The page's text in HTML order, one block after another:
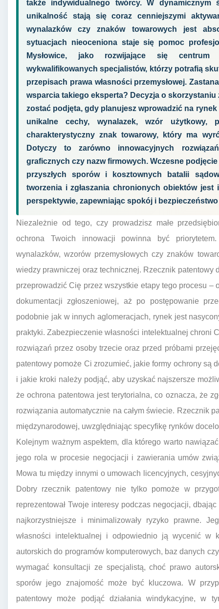
także indywidualnego twórcy. W
unikalność stają się coraz cenniejszymi
wynalazków czy znaków towarowych jest
sytuacjach nieoceniona staje się pomoc
Mysłowice, jako rozwijające się
wykwalifikowanych specjalistów, którzy potrafią
przepisach prawa własności przemysłowej.
wsparcia takiego eksperta? Decyzja o
zostać podjęta, gdy planujesz wprowadzić na
unikalne cechy, wynalazek, wzór użytkowy,
charakterystyczny znak towarowy, który ma
Dotyczy to zarówno innowacyjnych
graficznych czy nazw firmowych. Wczesne
przyszłych sporów i kosztownych batalii
tworzenia i zgłaszania chronionych obiektów jest
perspektywie, zapewniając spokój i
Niezależnie od tego, czy prowadzisz małe
ochrona Twoich innowacji powinna być
wynalazków, wzorów przemysłowych czy znaków
wiedzy prawniczej oraz technicznej. Rzecznik patentowy
przeprowadzić Cię przez wszystkie etapy tego procesu
dokumentacji zgłoszeniowej, aż po postępowanie
podobnie jak w innych aglomeracjach, rynek jest
praktyki. Zabezpieczenie własności intelektualnej chroni
rozwiązań przez osoby trzecie oraz przed próbami
patentowy pomoże Ci zrozumieć, jakie formy ochrony są
i jakie kroki należy podjąć, aby uzyskać najszersze
że ochrona patentowa jest terytorialna, co oznacza, że
rozwiązania automatycznie na całym świecie. Rzecznik
międzynarodowej, uwzględniając specyfikę rynków
Kolejnym ważnym aspektem, dla którego warto
jego rola w procesie negocjacji i zawierania umów
Mowa tu między innymi o umowach licencyjnych,
Dobry rzecznik patentowy nie tylko pomoże w
reprezentował Twoje interesy podczas negocjacji,
najkorzystniejsze i minimalizowały ryzyko prawne.
własności intelektualnej i odpowiednio ją wycenić w
autorskich do programów komputerowych, baz danych
wymagać konsultacji ze specjalistą, choć prawo
sporów jego znajomość może być kluczowa. W
patentowy może podjąć działania windykacyjne, w